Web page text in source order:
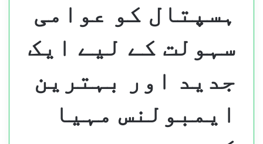
ہسپتال کو عوامی
سہولت کے لیے ایک
جدید اور بہترین
ایمبولنس مہیا